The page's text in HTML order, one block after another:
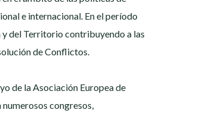
e internacional. En el período
del Territorio contribuyendo a las
de Conflictos.
de la Asociación Europea de
congresos,